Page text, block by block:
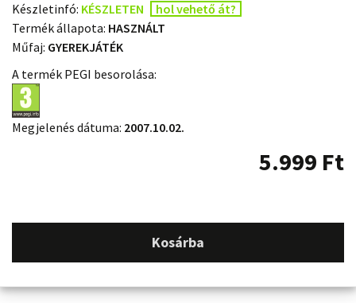
Készletinfó: KÉSZLETEN
hol vehető át?
Termék állapota: HASZNÁLT
Műfaj: GYEREKJÁTÉK
A termék PEGI besorolása:
Megjelenés dátuma: 2007.10.02.
5.999 Ft
Kosárba